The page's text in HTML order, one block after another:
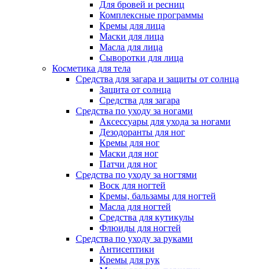
Для бровей и ресниц
Комплексные программы
Кремы для лица
Маски для лица
Масла для лица
Сыворотки для лица
Косметика для тела
Средства для загара и защиты от солнца
Защита от солнца
Средства для загара
Средства по уходу за ногами
Аксессуары для ухода за ногами
Дезодоранты для ног
Кремы для ног
Маски для ног
Патчи для ног
Средства по уходу за ногтями
Воск для ногтей
Кремы, бальзамы для ногтей
Масла для ногтей
Средства для кутикулы
Флюиды для ногтей
Средства по уходу за руками
Антисептики
Кремы для рук